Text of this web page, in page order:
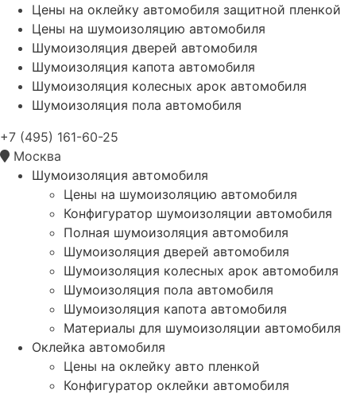
Цены на оклейку автомобиля защитной пленкой
Цены на шумоизоляцию автомобиля
Шумоизоляция дверей автомобиля
Шумоизоляция капота автомобиля
Шумоизоляция колесных арок автомобиля
Шумоизоляция пола автомобиля
+7 (495) 161-60-25
Москва
Шумоизоляция автомобиля
Цены на шумоизоляцию автомобиля
Конфигуратор шумоизоляции автомобиля
Полная шумоизоляция автомобиля
Шумоизоляция дверей автомобиля
Шумоизоляция колесных арок автомобиля
Шумоизоляция пола автомобиля
Шумоизоляция капота автомобиля
Материалы для шумоизоляции автомобиля
Оклейка автомобиля
Цены на оклейку авто пленкой
Конфигуратор оклейки автомобиля